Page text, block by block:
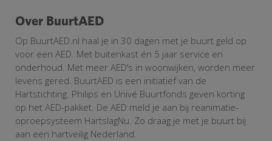
Over BuurtAED
Op BuurtAED.nl haal je in 30 dagen met je buurt geld op
voor een AED. Met buitenkast én 5 jaar service en
onderhoud. Met meer AED’s in woonwijken, worden meer
levens gered. BuurtAED is een initiatief van de
Hartstichting. Philips en Univé Buurtfonds geven korting
op het AED-pakket. De AED meld je aan bij reanimatie-
oproepsysteem HartslagNu. Zo draag je met je buurt bij
aan een hartveilig Nederland.